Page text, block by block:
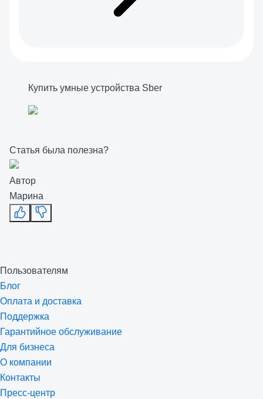
Купить умные устройства Sber
Статья была полезна?
Автор
Марина
Пользователям
Блог
Оплата и доставка
Поддержка
Гарантийное обслуживание
Для бизнеса
О компании
Контакты
Пресс-центр